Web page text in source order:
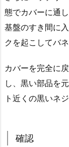
態でカバーに通
基盤のすき間に
クを起こしてバ
カバーを完全に
し、黒い部品を
ト近くの黒いネ
確認